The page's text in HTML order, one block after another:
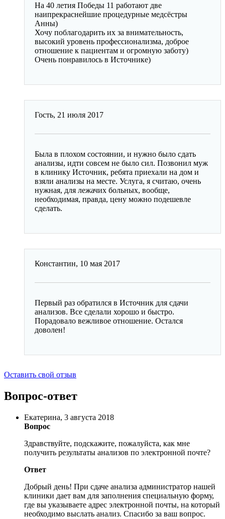
На 40 летия Победы 11 работают две
наипрекраснейшие процедурные медсёстры
Анны)
Хочу поблагодарить их за внимательность,
высокий уровень профессионализма, доброе
отношение к пациентам и огромную заботу)
Очень понравилось в Источнике)
Гость, 21 июля 2017
Была в плохом состоянии, и нужно было сдать
анализы, идти совсем не было сил. Позвонил муж
в клинику Источник, ребята приехали на дом и
взяли анализы на месте. Услуга, я считаю, очень
нужная, для лежачих больных, вообще,
необходимая, правда, цену можно подешевле
сделать.
Константин, 10 мая 2017
Первый раз обратился в Источник для сдачи
анализов. Все сделали хорошо и быстро.
Порадовало вежливое отношение. Остался
доволен!
Оставить свой отзыв
Вопрос-ответ
Екатерина, 3 августа 2018
Вопрос
Здравствуйте, подскажите, пожалуйста, как мне
получить результаты анализов по электронной почте?
Ответ
Добрый день! При сдаче анализа администратор нашей
клиники дает вам для заполнения специальную форму,
где вы указываете адрес электронной почты, на который
необходимо выслать анализ. Спасибо за ваш вопрос.